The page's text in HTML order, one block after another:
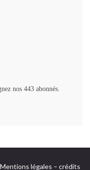
nos 443 abonnés.
Mentions légales – crédits